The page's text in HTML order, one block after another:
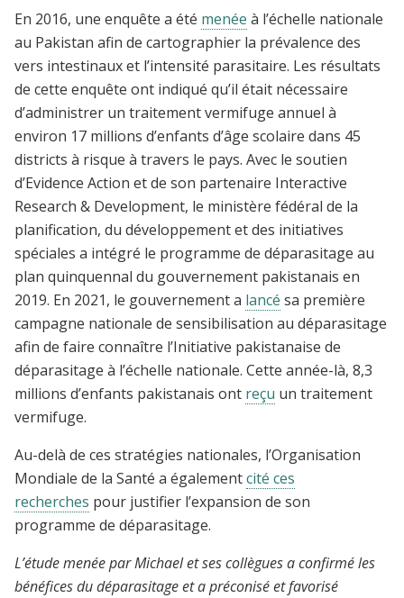
En 2016, une enquête a été menée à l’échelle nationale
au Pakistan afin de cartographier la prévalence des
vers intestinaux et l’intensité parasitaire. Les résultats
de cette enquête ont indiqué qu’il était nécessaire
d’administrer un traitement vermifuge annuel à
environ 17 millions d’enfants d’âge scolaire dans 45
districts à risque à travers le pays. Avec le soutien
d’Evidence Action et de son partenaire Interactive
Research & Development, le ministère fédéral de la
planification, du développement et des initiatives
spéciales a intégré le programme de déparasitage au
plan quinquennal du gouvernement pakistanais en
2019. En 2021, le gouvernement a lancé sa première
campagne nationale de sensibilisation au déparasitage
afin de faire connaître l’Initiative pakistanaise de
déparasitage à l’échelle nationale. Cette année-là, 8,3
millions d’enfants pakistanais ont reçu un traitement
vermifuge.
Au-delà de ces stratégies nationales, l’Organisation
Mondiale de la Santé a égalementcité ces
recherches pour justifier l’expansion de son
programme de déparasitage.
L’étude menée par Michael et ses collègues a confirmé les
bénéfices du déparasitage et a préconisé et favorisé